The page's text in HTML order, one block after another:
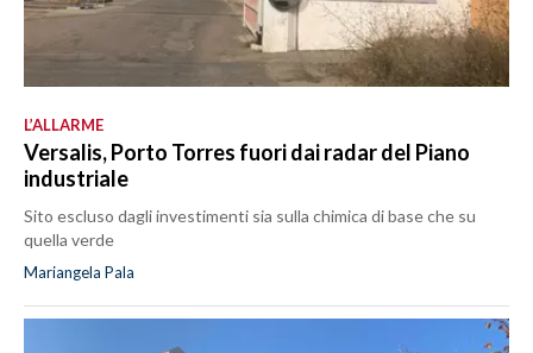
L’ALLARME
Versalis, Porto Torres fuori dai radar del Piano
industriale
Sito escluso dagli investimenti sia sulla chimica di base che su
quella verde
Mariangela Pala